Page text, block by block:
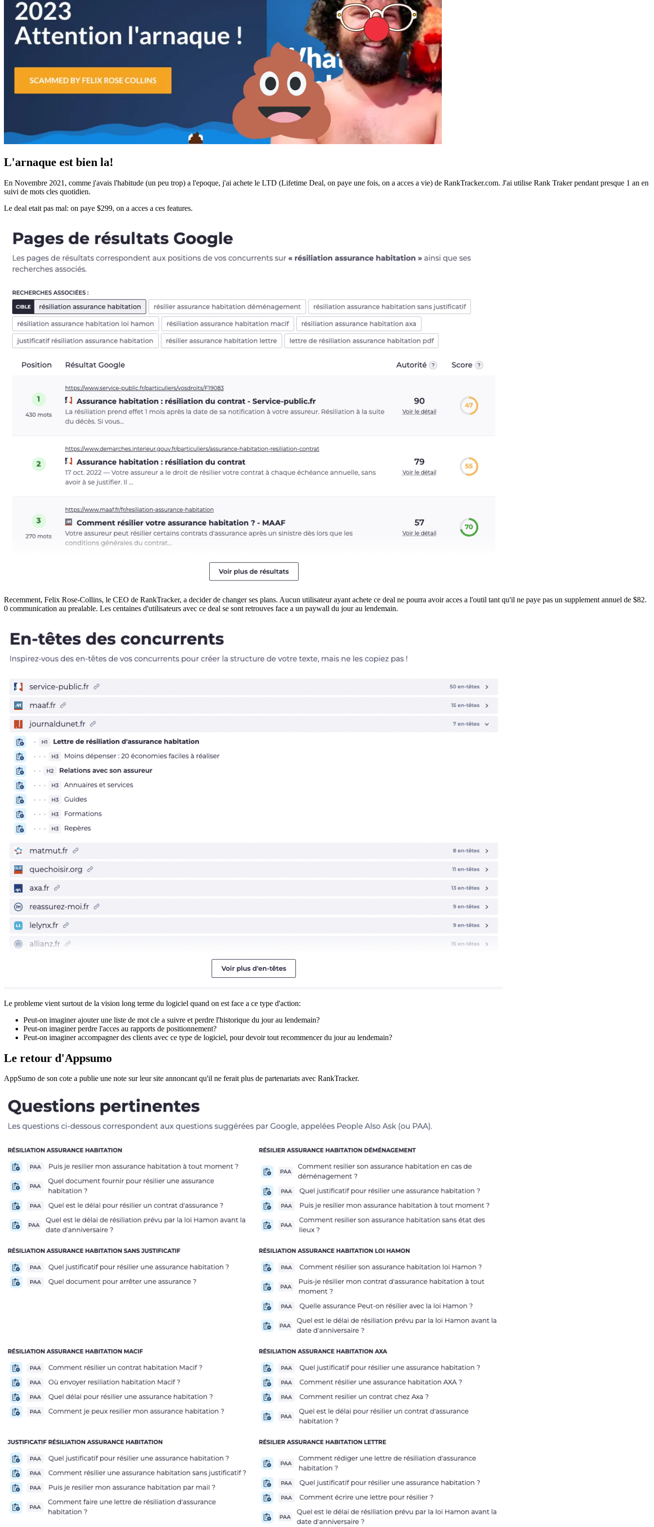
L'arnaque est bien la!
En Novembre 2021, comme j'avais l'habitude (un peu trop) a l'epoque, j'ai achete le LTD (Lifetime Deal, on paye une fois, on a acces a vie) de RankTracker.com. J'ai utilise Rank Traker pendant presque 1 an en
suivi de mots cles quotidien.
Le deal etait pas mal: on paye $299, on a acces a ces features.
Recemment, Felix Rose-Collins, le CEO de RankTracker, a decider de changer ses plans. Aucun utilisateur ayant achete ce deal ne pourra avoir acces a l'outil tant qu'il ne paye pas un supplement annuel de $82.
0 communication au prealable. Les centaines d'utilisateurs avec ce deal se sont retrouves face a un paywall du jour au lendemain.
Le probleme vient surtout de la vision long terme du logiciel quand on est face a ce type d'action:
Peut-on imaginer ajouter une liste de mot cle a suivre et perdre l'historique du jour au lendemain?
Peut-on imaginer perdre l'acces au rapports de positionnement?
Peut-on imaginer accompagner des clients avec ce type de logiciel, pour devoir tout recommencer du jour au lendemain?
Le retour d'Appsumo
AppSumo de son cote a publie une note sur leur site annoncant qu'il ne ferait plus de partenariats avec RankTracker.